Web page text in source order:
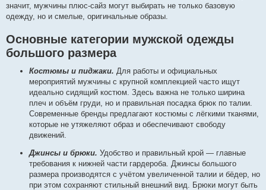
значит, мужчины плюс-сайз могут выбирать не только базовую
одежду, но и смелые, оригинальные образы.
Основные категории мужской одежды
большого размера
Костюмы и пиджаки. Для работы и официальных
мероприятий мужчины с крупной комплекцией часто ищут
идеально сидящий костюм. Здесь важна не только ширина
плеч и объём груди, но и правильная посадка брюк по талии.
Современные бренды предлагают костюмы с лёгкими тканями,
которые не утяжеляют образ и обеспечивают свободу
движений.
Джинсы и брюки. Удобство и правильный крой — главные
требования к нижней части гардероба. Джинсы большого
размера производятся с учётом увеличенной талии и бёдер, но
при этом сохраняют стильный внешний вид. Брюки могут быть